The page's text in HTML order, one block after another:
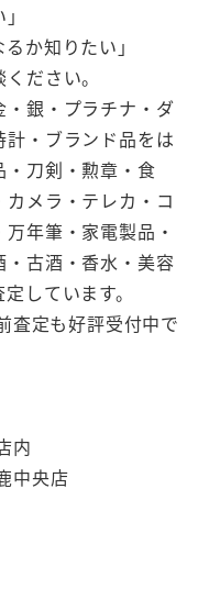
か知りたい」
ださい。
・銀・プラチナ・ダ
・ブランド品をは
・刀剣・勲章・食
メラ・テレカ・コ
年筆・家電製品・
古酒・香水・美容
しています。
査定も好評受付中で
内
中央店